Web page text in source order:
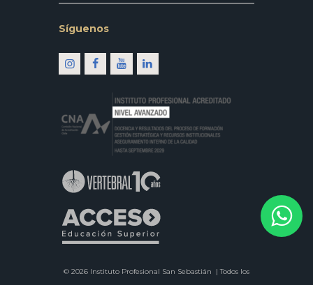
Síguenos
© 2026 Instituto Profesional San Sebastián |Todos los